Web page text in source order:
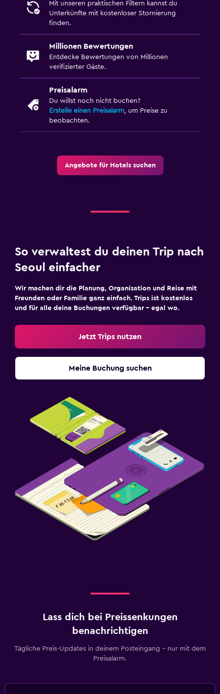
Mit unseren praktischen Filtern kannst du
Unterkünfte mit kostenloser Stornierung
finden.
Millionen Bewertungen
Entdecke Bewertungen von Millionen
verifizierter Gäste.
Preisalarm
Du willst noch nicht buchen?
Erstelle einen Preisalarm , um Preise zu
beobachten.
Angebote für Hotels suchen
So verwaltest du deinen Trip nach
Seoul einfacher
Wir machen dir die Planung, Organisation und Reise mit
Freunden oder Familie ganz einfach. Trips ist kostenlos
und für alle deine Buchungen verfügbar – egal wo.
Jetzt Trips nutzen
Meine Buchung suchen
Lass dich bei Preissenkungen
benachrichtigen
Tägliche Preis-Updates in deinem Posteingang – nur mit dem
Preisalarm.